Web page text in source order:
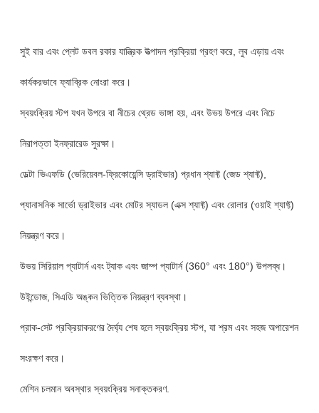
সুই বার এবং প্লেট ডবল রকার যান্ত্রিক উত্পাদন প্রক্রিয়া গ্রহণ করে, লুব এড়ায় এবং
কার্যকরভাবে ফ্যাব্রিক নোংরা করে।
স্বয়ংক্রিয় স্টপ যখন উপরে বা নীচের থ্রেড ভাঙ্গা হয়, এবং উভয় উপরে এবং নিচে
নিরাপত্তা ইনফ্রারেড সুরক্ষা।
ডেল্টা ভিএফডি (ভেরিয়েবল-ফ্রিকোয়েন্সি ড্রাইভার) প্রধান শ্যাফ্ট (জেড শ্যাফ্ট),
প্যানাসনিক সার্ভো ড্রাইভার এবং মোটর স্যাডল (এক্স শ্যাফ্ট) এবং রোলার (ওয়াই শ্যাফ্ট)
নিয়ন্ত্রণ করে।
উভয় সিরিয়াল প্যাটার্ন এবং ট্যাক এবং জাম্প প্যাটার্ন (360° এবং 180°) উপলব্ধ।
উইন্ডোজ, সিএডি অঙ্কন ভিত্তিক নিয়ন্ত্রণ ব্যবস্থা।
প্রাক-সেট প্রক্রিয়াকরণের দৈর্ঘ্য শেষ হলে স্বয়ংক্রিয় স্টপ, যা শ্রম এবং সহজ অপারেশন
সংরক্ষণ করে।
মেশিন চলমান অবস্থার স্বয়ংক্রিয় সনাক্তকরণ.